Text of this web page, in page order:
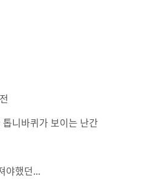
니바퀴가 보이는 난간
야했던...